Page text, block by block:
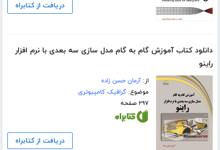
دریافت از کتابراه
دانلود کتاب آموزش گام به گام مدل سازی سه بعدی با نرم افزار
راینو
از:آرمان حسن زاده
موضوع:گرافیک کامپیوتری
۲۹۷ صفحه
دریافت از کتابراه